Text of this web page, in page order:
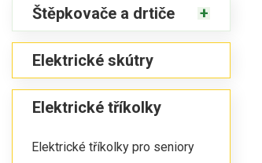
Štěpkovače a drtiče
Elektrické skútry
Elektrické tříkolky
Elektrické tříkolky pro seniory